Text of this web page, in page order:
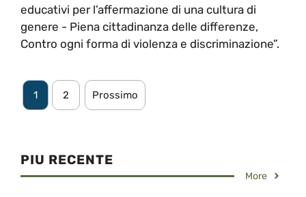
educativi per l’affermazione di una cultura di
genere - Piena cittadinanza delle differenze,
Contro ogni forma di violenza e discriminazione”.
1 2 Prossimo
PIU RECENTE
More